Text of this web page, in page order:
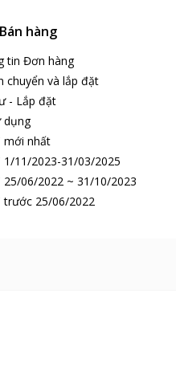
hàng
tin Đơn hàng
chuyển và lắp đặt
- Lắp đặt
dụng
mới nhất
11/2023-31/03/2025
06/2022 ~ 31/10/2023
25/06/2022